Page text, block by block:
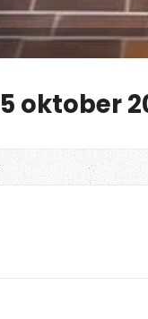
oktober